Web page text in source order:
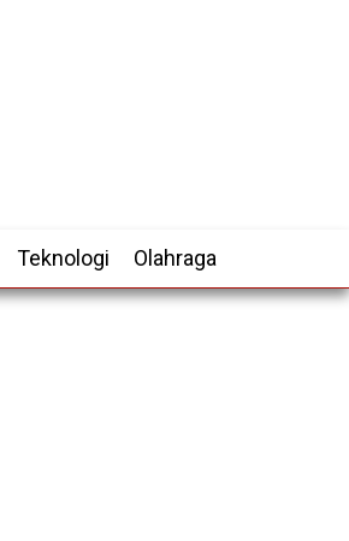
Teknologi Olahraga